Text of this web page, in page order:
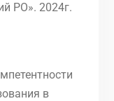
РО». 2024г.
в